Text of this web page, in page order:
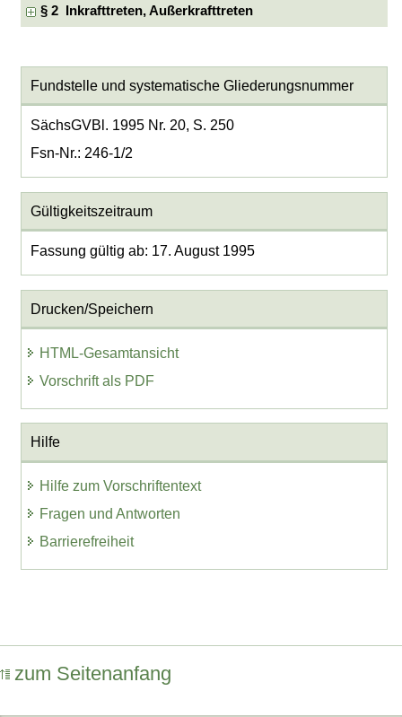
§ 2 Inkrafttreten, Außerkrafttreten
Fundstelle und systematische Gliederungsnummer
SächsGVBl. 1995 Nr. 20, S. 250
Fsn-Nr.: 246-1/2
Gültigkeitszeitraum
Fassung gültig ab: 17. August 1995
Drucken/Speichern
HTML-Gesamtansicht
Vorschrift als PDF
Hilfe
Hilfe zum Vorschriftentext
Fragen und Antworten
Barrierefreiheit
zum Seitenanfang